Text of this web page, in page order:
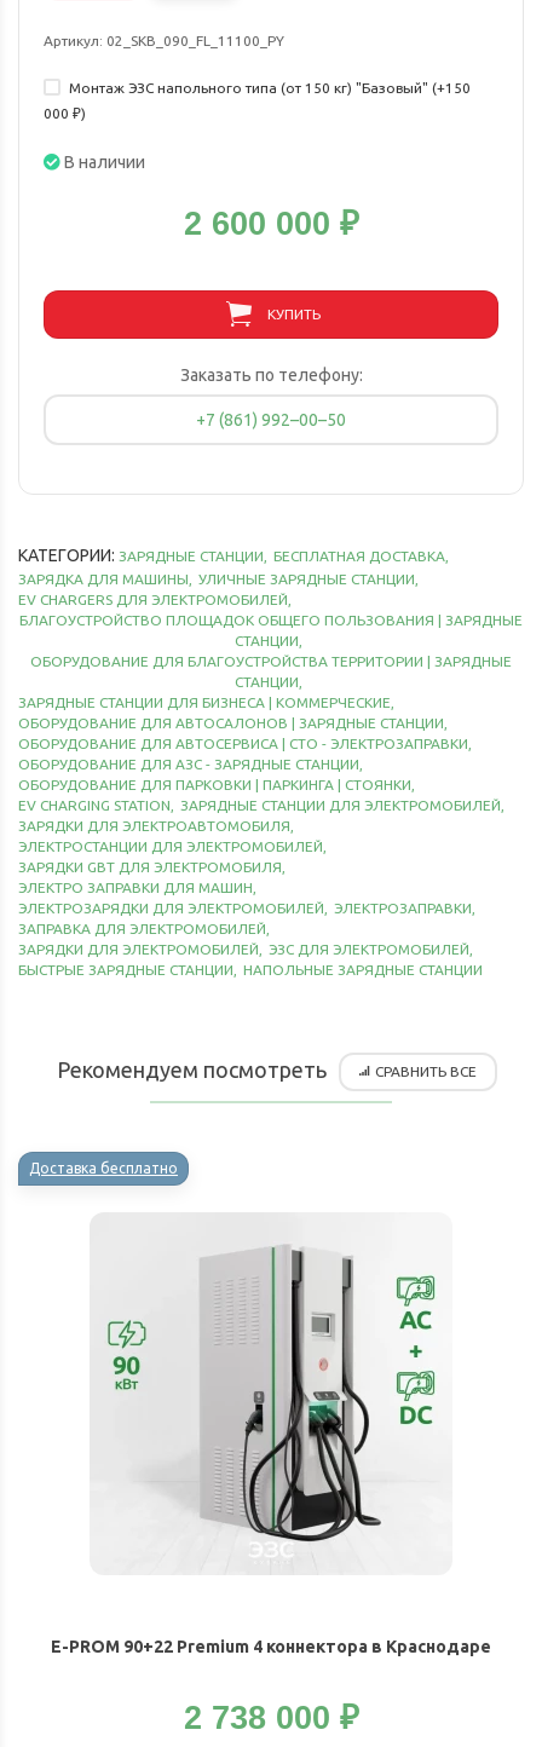
Артикул: 02_SKB_090_FL_11100_PY
Монтаж ЭЗС напольного типа (от 150 кг) "Базовый" (+150
000 ₽)
В наличии
2 600 000 ₽
КУПИТЬ
Заказать по телефону:
+7 (861) 992–00–50
КАТЕГОРИИ: ЗАРЯДНЫЕ СТАНЦИИ БЕСПЛАТНАЯ ДОСТАВКА
ЗАРЯДКА ДЛЯ МАШИНЫ
УЛИЧНЫЕ ЗАРЯДНЫЕ СТАНЦИИ
EV CHARGERS ДЛЯ ЭЛЕКТРОМОБИЛЕЙ
БЛАГОУСТРОЙСТВО ПЛОЩАДОК ОБЩЕГО ПОЛЬЗОВАНИЯ | ЗАРЯДНЫЕ
СТАНЦИИ
ОБОРУДОВАНИЕ ДЛЯ БЛАГОУСТРОЙСТВА ТЕРРИТОРИИ | ЗАРЯДНЫЕ
СТАНЦИИ
ЗАРЯДНЫЕ СТАНЦИИ ДЛЯ БИЗНЕСА | КОММЕРЧЕСКИЕ
ОБОРУДОВАНИЕ ДЛЯ АВТОСАЛОНОВ | ЗАРЯДНЫЕ СТАНЦИИ
ОБОРУДОВАНИЕ ДЛЯ АВТОСЕРВИСА | СТО - ЭЛЕКТРОЗАПРАВКИ
ОБОРУДОВАНИЕ ДЛЯ АЗС - ЗАРЯДНЫЕ СТАНЦИИ
ОБОРУДОВАНИЕ ДЛЯ ПАРКОВКИ | ПАРКИНГА | СТОЯНКИ
EV CHARGING STATION
ЗАРЯДНЫЕ СТАНЦИИ ДЛЯ ЭЛЕКТРОМОБИЛЕЙ
ЗАРЯДКИ ДЛЯ ЭЛЕКТРОАВТОМОБИЛЯ
ЭЛЕКТРОСТАНЦИИ ДЛЯ ЭЛЕКТРОМОБИЛЕЙ
ЗАРЯДКИ GBT ДЛЯ ЭЛЕКТРОМОБИЛЯ
ЭЛЕКТРО ЗАПРАВКИ ДЛЯ МАШИН
ЭЛЕКТРОЗАРЯДКИ ДЛЯ ЭЛЕКТРОМОБИЛЕЙ
ЭЛЕКТРОЗАПРАВКИ
ЗАПРАВКА ДЛЯ ЭЛЕКТРОМОБИЛЕЙ
ЗАРЯДКИ ДЛЯ ЭЛЕКТРОМОБИЛЕЙ
ЭЗС ДЛЯ ЭЛЕКТРОМОБИЛЕЙ
БЫСТРЫЕ ЗАРЯДНЫЕ СТАНЦИИ
НАПОЛЬНЫЕ ЗАРЯДНЫЕ СТАНЦИИ
Рекомендуем посмотреть СРАВНИТЬ ВСЕ
Доставка бесплатно
E-PROM 90+22 Premium 4 коннектора в Краснодаре
2 738 000 ₽